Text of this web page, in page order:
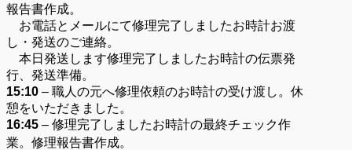
報告書作成。
お電話とメールにて修理完了しましたお時計お渡
し・発送のご連絡。
本日発送します修理完了しましたお時計の伝票発
行、発送準備。
15:10 – 職人の元へ修理依頼のお時計の受け渡し。休
憩をいただきました。
16:45 – 修理完了しましたお時計の最終チェック作
業。修理報告書作成。